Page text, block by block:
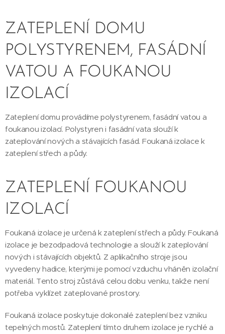
ZATEPLENÍ DOMU
POLYSTYRENEM, FASÁDNÍ
VATOU A FOUKANOU
IZOLACÍ
Zateplení domu provádíme polystyrenem, fasádní vatou a
foukanou izolací. Polystyren i fasádní vata slouží k
zateplování nových a stávajících fasád. Foukaná izolace k
zateplení střech a půdy.
ZATEPLENÍ FOUKANOU
IZOLACÍ
Foukaná izolace je určená k zateplení střech a půdy. Foukaná
izolace je bezodpadová technologie a slouží k zateplování
nových i stávajících objektů. Z aplikačního stroje jsou
vyvedeny hadice, kterými je pomocí vzduchu vháněn izolační
materiál. Tento stroj zůstává celou dobu venku, takže není
potřeba vyklízet zateplované prostory.
Foukaná izolace poskytuje dokonalé zateplení bez vzniku
tepelných mostů. Zateplení tímto druhem izolace je rychlé a